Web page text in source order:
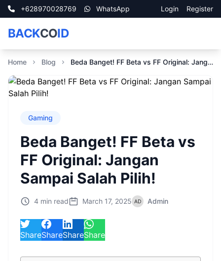
+628970028769 WhatsApp Login Register
BACKCOID
Home Blog Beda Banget! FF Beta vs FF Original: Jangan Sampai Salah Pilih!
Gaming
Beda Banget! FF Beta vs
FF Original: Jangan
Sampai Salah Pilih!
4 min read March 17, 2025 Admin
ShareShareShareShare